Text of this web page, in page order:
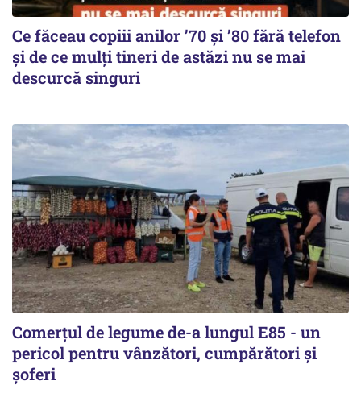
Ce făceau copiii anilor ’70 și ’80 fără telefon
și de ce mulți tineri de astăzi nu se mai
descurcă singuri
Comerțul de legume de-a lungul E85 - un
pericol pentru vânzători, cumpărători și
șoferi